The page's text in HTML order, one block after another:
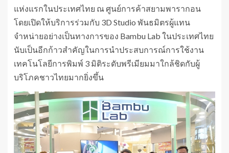
แห่งแรกในประเทศไทย ณ ศูนย์การค้าสยามพารากอน
โดยเปิดให้บริการร่วมกับ 3D Studio พันธมิตรผู้แทน
จำหน่ายอย่างเป็นทางการของ Bambu Lab ในประเทศไทย
นับเป็นอีกก้าวสำคัญในการนำประสบการณ์การใช้งาน
เทคโนโลยีการพิมพ์ 3 มิติระดับพรีเมียมมาใกล้ชิดกับผู้
บริโภคชาวไทยมากยิ่งขึ้น